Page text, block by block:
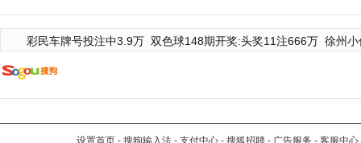
彩民车牌号投注中3.9万 双色球148期开奖:头奖11注666万 徐州
设置首页 - 搜狗输入法 - 支付中心 - 搜狐招聘 - 广告服务 - 客服中心